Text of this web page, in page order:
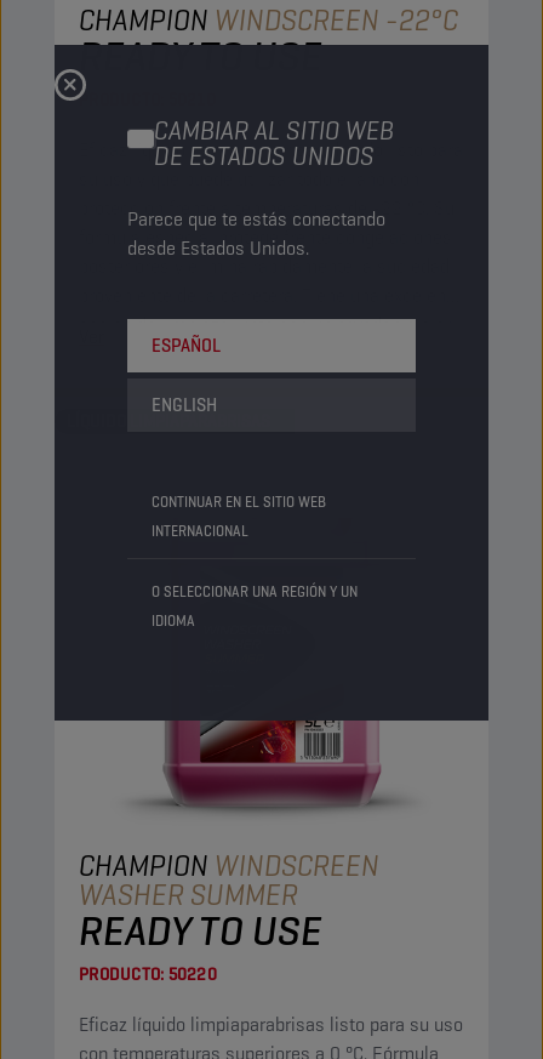
CAMBIAR AL SITIO WEB
DE ESTADOS UNIDOS
Parece que te estás conectando
desde Estados Unidos.
ESPAÑOL
ENGLISH
CONTINUAR EN EL SITIO WEB
INTERNACIONAL
O SELECCIONAR UNA REGIÓN Y UN
IDIOMA
CHAMPION WINDSCREEN -22°C
READY TO USE
PRODUCTO:
Eficaz líquido limpiaparabrisas diluido listo para
protección frente a temperaturas de -22 ºC. Su
fórmula especial protege frente congelaciones
acción de limpieza junto con un agradable olor
CHAMPION WINDSCREEN
WASHER SUMMER
READY TO USE
PRODUCTO: 50220
Eficaz líquido limpiaparabrisas listo para su uso
con temperaturas superiores a 0 °C. Fórmula